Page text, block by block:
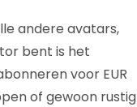
andere avatars,
bent is het
voor EUR
of gewoon rustig